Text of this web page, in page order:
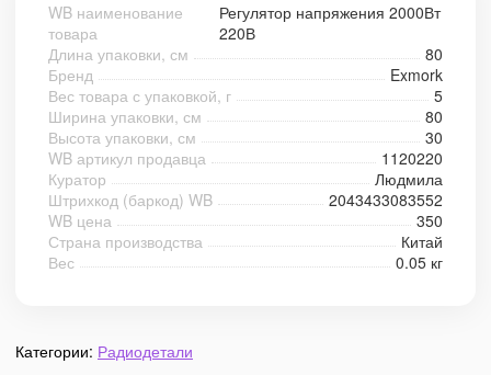
WB наименование
товара
Регулятор напряжения 2000Вт
220В
Длина упаковки, см
80
Бренд
Exmork
Вес товара с упаковкой, г
5
Ширина упаковки, см
80
Высота упаковки, см
30
WB артикул продавца
1120220
Куратор
Людмила
Штрихкод (баркод) WB
2043433083552
WB цена
350
Страна производства
Китай
Вес
0.05 кг
Категории: Радиодетали